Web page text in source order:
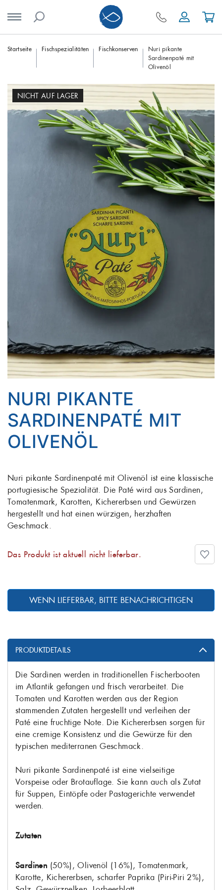
SkipStartseite Fischspezialitäten Fischkonserven
Nuri pikante
Sardinenpaté mit
Olivenöl
PRODUKTDETAILS
Die Sardinen werden in traditionellen Fischerbooten
im Atlantik gefangen und frisch verarbeitet. Die
Tomaten und Karotten werden aus der Region
stammenden Zutaten hergestellt und verleihen der
Paté eine fruchtige Note. Die Kichererbsen sorgen für
eine cremige Konsistenz und die Gewürze für den
typischen mediterranen Geschmack.
Nuri pikante Sardinenpaté ist eine vielseitige
Vorspeise oder Brotauflage. Sie kann auch als Zutat
für Suppen, Eintöpfe oder Pastagerichte verwendet
werden.
Zutaten
Sardinen (50%), Olivenöl (16%), Tomatenmark,
Karotte, Kichererbsen, scharfer Paprika (Piri-Piri 2%),
NICHT AUF LAGER
NURI PIKANTE
SARDINENPATÉ MIT
OLIVENÖL
Nuri pikante Sardinenpaté mit Olivenöl ist eine klassische
portugiesische Spezialität. Die Paté wird aus Sardinen,
Tomatenmark, Karotten, Kichererbsen und Gewürzen
hergestellt und hat einen würzigen, herzhaften
Geschmack.
Das Produkt ist aktuell nicht lieferbar.
WENN LIEFERBAR, BITTE BENACHRICHTIGEN